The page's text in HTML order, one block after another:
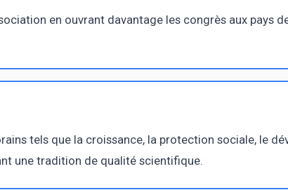
en ouvrant davantage les congrès aux pays
tels que la croissance, la protection sociale, le
une tradition de qualité scientifique.